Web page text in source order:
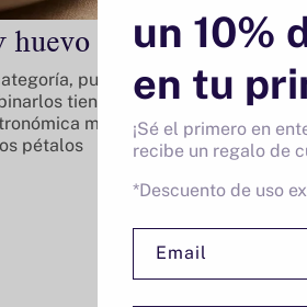
huevo
pues
tiene
muy
pétalos
Pulled
chutney
Empezar el
sobrellevar el
positividad, y
un 10%
en tu
¡Sé el primero en
recibe un regalo de
*Descuento de uso
Email